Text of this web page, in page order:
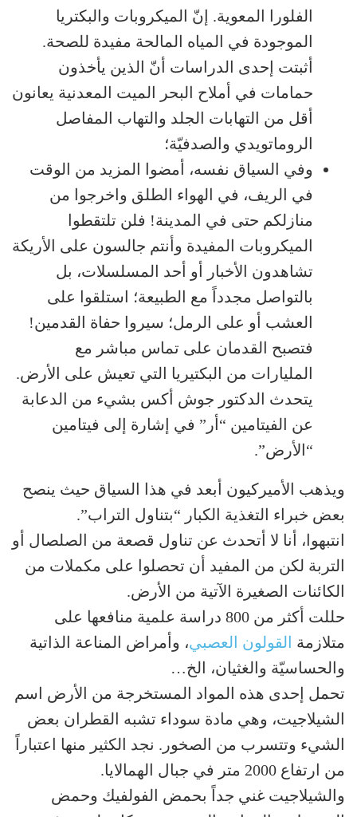
الفلورا المعوية. إنّ الميكروبات والبكتريا
الموجودة في المياه المالحة مفيدة للصحة.
أثبتت إحدى الدراسات أنّ الذين يأخذون
حمامات في أملاح البحر الميت المعدنية يعانون
أقل من التهابات الجلد والتهاب المفاصل
الروماتويدي والصدفيّة؛
وفي السياق نفسه، أمضوا المزيد من الوقت
في الريف، في الهواء الطلق واخرجوا من
منازلكم حتى في المدينة! فلن تلتقطوا
الميكروبات المفيدة وأنتم جالسون على الأريكة
تشاهدون الأخبار أو أحد المسلسلات، بل
بالتواصل مجدداً مع الطبيعة؛ استلقوا على
العشب أو على الرمل؛ سيروا حفاة القدمين!
فتصبح القدمان على تماس مباشر مع
المليارات من البكتيريا التي تعيش على الأرض.
يتحدث الدكتور جوش أكس بشيء من الدعابة
عن الفيتامين “أر” في إشارة إلى فيتامين
“الأرض”.
ويذهب الأميركيون أبعد في هذا السياق حيث ينصح
بعض خبراء التغذية الكبار “بتناول التراب”.
انتبهوا، أنا لا أتحدث عن تناول قصعة من الصلصال أو
التربة لكن من المفيد أن تحصلوا على مكملات من
الكائنات الصغيرة الآتية من الأرض.
حللت أكثر من 800 دراسة علمية منافعها على
متلازمة القولون العصبي، وأمراض المناعة الذاتية
والحساسيّة والغثيان، الخ…
تحمل إحدى هذه المواد المستخرجة من الأرض اسم
الشيلاجيت، وهي مادة سوداء تشبه القطران بعض
الشيء وتتسرب من الصخور. نجد الكثير منها اعتباراً
من ارتفاع 2000 متر في جبال الهمالايا.
والشيلاجيت غني جداً بحمض الفولفيك وحمض